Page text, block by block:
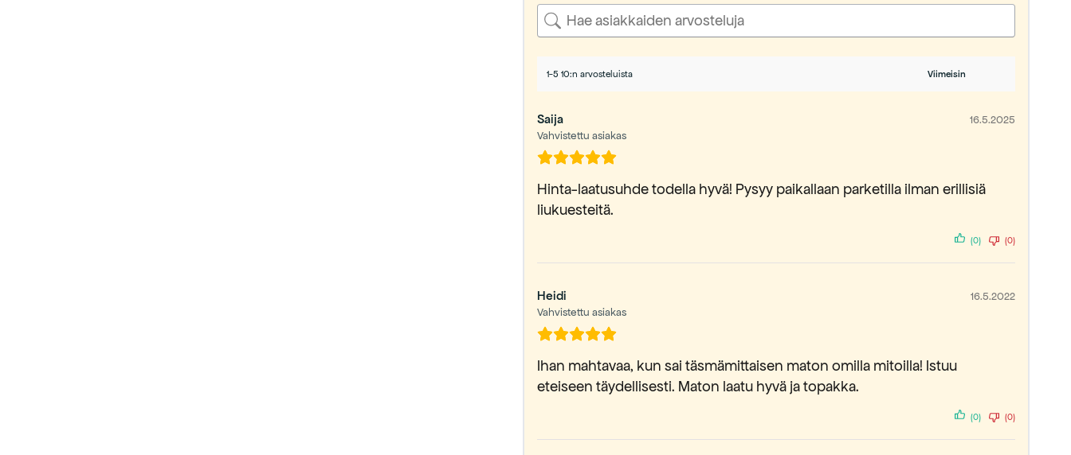
1-5 10:n arvosteluista
Saija
Vahvistettu asiakas
16.5.2025
Hinta-laatusuhde todella hyvä! Pysyy paikallaan parketilla ilman erillisiä
liukuesteitä.
(0) (0)
Heidi
Vahvistettu asiakas
16.5.2022
Ihan mahtavaa, kun sai täsmämittaisen maton omilla mitoilla! Istuu
eteiseen täydellisesti. Maton laatu hyvä ja topakka.
(0) (0)